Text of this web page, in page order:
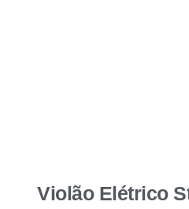
Violão Elétrico